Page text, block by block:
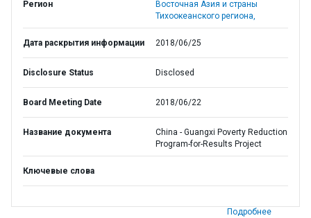
Регион
Восточная Азия и страны
Тихоокеанского региона,
Дата раскрытия информации 2018/06/25
Disclosure Status Disclosed
Board Meeting Date 2018/06/22
Название документа
China - Guangxi Poverty Reduction
Program-for-Results Project
Ключевые слова
Подробнее